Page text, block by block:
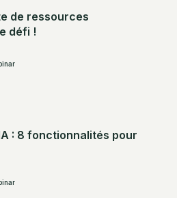
de ressources
défi !
: 8 fonctionnalités pour